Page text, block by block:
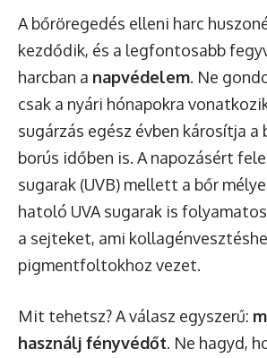
A bőröregedés elleni harc
kezdődik, és a legfontosabb
harcban a napvédelem. Ne
csak a nyári hónapokra
sugárzás egész évben károsítja a
borús időben is. A napozásért
sugarak (UVB) mellett a bőr
hatoló UVA sugarak is
a sejteket, ami
pigmentfoltokhoz vezet.
Mit tehetsz? A válasz egyszerű:
használj fényvédőt. Ne hagyd,